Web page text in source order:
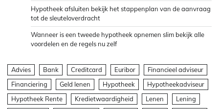
Hypotheek afsluiten bekijk het stappenplan van de aanvraag
tot de sleuteloverdracht
Wanneer is een tweede hypotheek opnemen slim bekijk alle
voordelen en de regels nu zelf
Advies Bank Creditcard Euribor
Financieel adviseur
Financiering
Geld lenen Hypotheek
Hypotheekadviseur
Hypotheek Rente
Kredietwaardigheid Lenen
Lening